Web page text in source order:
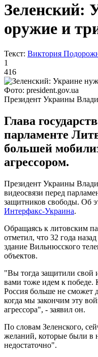
Зеленский:
оружие и
Текст: Виктория
1
416
Фото: president.gov.ua
Президент Украины
Глава
парламенте
большей
агрессором.
Президент Украины
видеосвязи перед
защитников свободы. Об
Интерфакс-Украина.
Обращаясь к литовским
отметил, что 32 года
здание Вильнюсского
объектов.
"Вы тогда защитили свой
вами тоже идем к победе.
Россия больше не сможет
когда мы закончим эту
агрессора", - заявил он.
По словам Зеленского,
желаний, которые были в
недостаточно".